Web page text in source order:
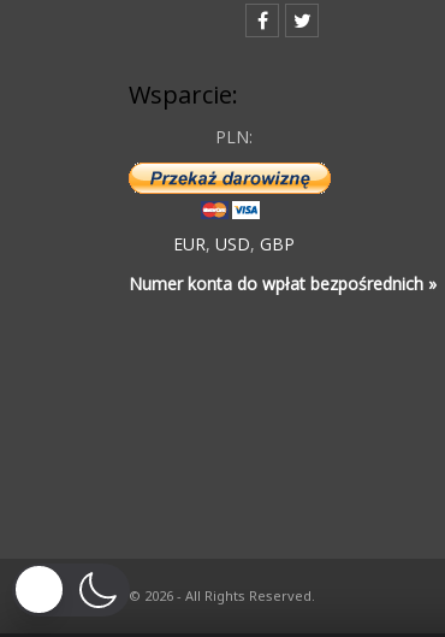
Wsparcie:
PLN:
EUR, USD, GBP
Numer konta do wpłat bezpośrednich »
© 2026 - All Rights Reserved.